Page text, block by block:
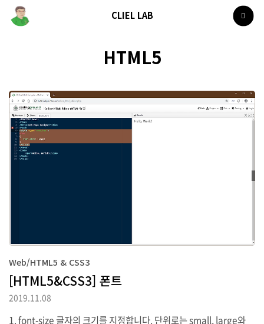
CLIEL LAB
HTML5
Web/HTML5 & CSS3
[HTML5&CSS3] 폰트
2019.11.08
1. font-size 글자의 크기를 지정합니다. 단위로는 small, large와